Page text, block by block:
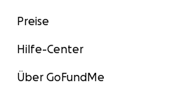
Preise
Hilfe-Center
Über GoFundMe